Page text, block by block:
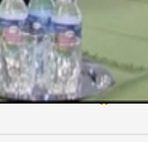
kedélyállapot megőrzését,